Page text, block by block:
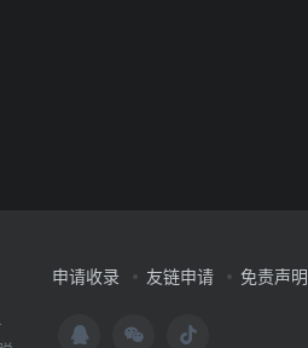
申请收录 友链申请 免责声明